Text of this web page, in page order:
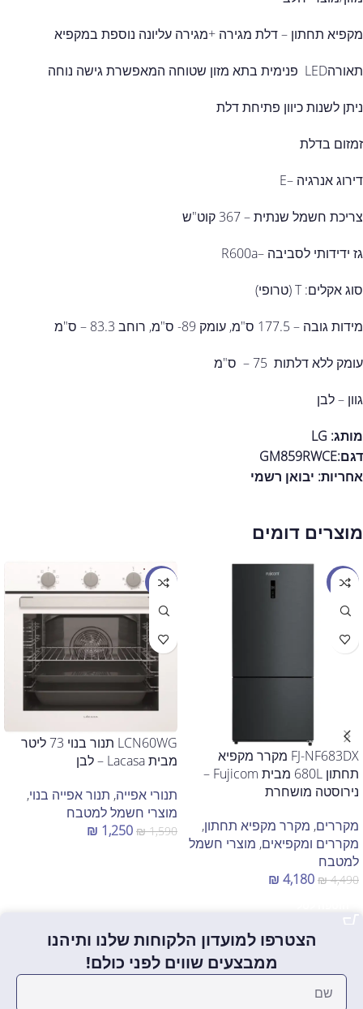
מקפיא תחתון – דלת מגירה +מגירה עליונה נוספת במקפיא
תאורהLED פנימית בתא מזון שטוחה המאפשרת גישה נוחה
ניתן לשנות כיוון פתיחת דלת
זמזום בדלת
דירוג אנרגיה –E
צריכת חשמל שנתית – 367 קוט"ש
גז ידידותי לסביבה –R600a
סוג אקלים: T (טרופי)
מידות גובה – 177.5 ס"מ, עומק 89- ס"מ, רוחב 83.3 – ס"מ
עומק ללא דלתות 75 – ס"מ
גוון – לבן
מותג: LG
דגם:GM859RWCE
אחריות: יבואן רשמי
מוצרים דומים
מבצע
FJ-NF683DX מקרר מקפיא
תחתון 680L מבית Fujicom –
נירוסטה מושחרת
מקררים, מקרר מקפיא תחתון,
מקררים ומקפיאים, מוצרי חשמל
למטבח
₪4,490
₪ 4,180
מבצע
LCN60WG תנור בנוי 73 ליטר
מבית Lacasa – לבן
תנורי אפייה, תנור אפייה בנוי,
מוצרי חשמל למטבח
₪1,590
₪ 1,250
הצטרפו למועדון הלקוחות שלנו ותיהנו
ממבצעים שווים לפני כולם!